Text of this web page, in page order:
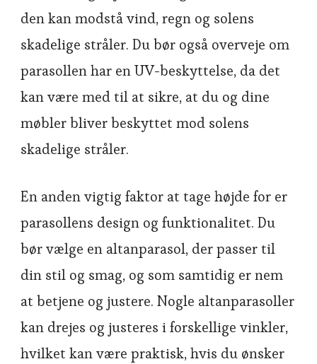
den kan modstå vind, regn og solens
skadelige stråler. Du bør også overveje om
parasollen har en UV-beskyttelse, da det
kan være med til at sikre, at du og dine
møbler bliver beskyttet mod solens
skadelige stråler.
En anden vigtig faktor at tage højde for er
parasollens design og funktionalitet. Du
bør vælge en altanparasol, der passer til
din stil og smag, og som samtidig er nem
at betjene og justere. Nogle altanparasoller
kan drejes og justeres i forskellige vinkler,
hvilket kan være praktisk, hvis du ønsker